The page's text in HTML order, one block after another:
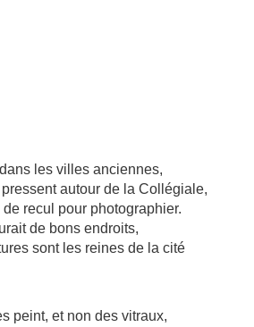
les villes anciennes,
autour de la Collégiale,
recul pour photographier.
de bons endroits,
sont les reines de la cité
peint, et non des vitraux,